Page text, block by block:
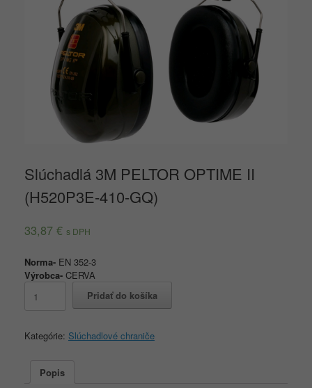
Slúchadlá 3M PELTOR OPTIME II
(H520P3E-410-GQ)
33,87 € s DPH
Norma- EN 352-3
Výrobca- CERVA
Slúchadlá
OPTIME
(H520P3E-
410-
Pridať do košíka
Kategórie: Slúchadlové chraniče
Popis